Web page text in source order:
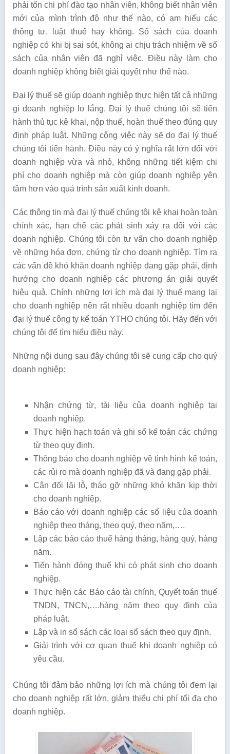
phải tốn chi phí đào tạo nhân viên, không biết nhân viên
mới của mình trình độ như thế nào, có am hiểu các
thông tư, luật thuế hay không. Sổ sách của doanh
nghiệp có khi bị sai sót, không ai chịu trách nhiệm về sổ
sách của nhân viên đã nghỉ việc. Điều này làm cho
doanh nghiệp không biết giải quyết như thế nào.
Đại lý thuế sẽ giúp doanh nghiệp thực hiện tất cả những
gì doanh nghiệp lo lắng. Đại lý thuế chúng tôi sẽ tiến
hành thủ tục kê khai, nộp thuế, hoàn thuế theo đúng quy
định pháp luật. Những công việc này sẽ do đại lý thuế
chúng tôi tiến hành. Điều này có ý nghĩa rất lớn đối với
doanh nghiệp vừa và nhỏ, không những tiết kiệm chi
phí cho doanh nghiệp mà còn giúp doanh nghiệp yên
tâm hơn vào quá trình sản xuất kinh doanh.
Các thông tin mà đại lý thuế chúng tôi kê khai hoàn toàn
chính xác, hạn chế các phát sinh xảy ra đối với các
doanh nghiệp. Chúng tôi còn tư vấn cho doanh nghiệp
về những hóa đơn, chứng từ cho doanh nghiệp. Tìm ra
các vấn đề khó khăn doanh nghiệp đang gặp phải, định
hướng cho doanh nghiệp các phương án giải quyết
hiệu quả. Chính những lợi ích mà đại lý thuế mang lại
cho doanh nghiệp nên rất nhiều doanh nghiệp tìm đến
đại lý thuế công ty kế toán YTHO chúng tôi. Hãy đến với
chúng tôi để tìm hiểu điều này.
Những nội dung sau đây chúng tôi sẽ cung cấp cho quý
doanh nghiệp:
Nhận chứng từ, tài liệu của doanh nghiệp tại
doanh nghiệp.
Thực hiện hạch toán và ghi sổ kế toán các chứng
từ theo quy định.
Thông báo cho doanh nghiệp về tình hình kế toán,
các rủi ro mà doanh nghiệp đã và đang gặp phải.
Cân đối lãi lỗ, tháo gỡ những khó khăn kịp thời
cho doanh nghiệp.
Báo cáo với doanh nghiệp các số liệu của doanh
nghiệp theo tháng, theo quý, theo năm,….
Lập các báo cáo thuế hàng tháng, hàng quý, hàng
năm.
Tiến hành đóng thuế khi có phát sinh cho doanh
nghiệp.
Thực hiện các Báo cáo tài chính, Quyết toán thuế
TNDN, TNCN,….hàng năm theo quy định của
pháp luật.
Lập và in sổ sách các loại sổ sách theo quy định.
Giải trình với cơ quan thuế khi doanh nghiệp có
yêu cầu.
Chúng tôi đảm bảo những lợi ích mà chúng tôi đem lại
cho doanh nghiệp rất lớn, giảm thiểu chi phí tối đa cho
doanh nghiệp.